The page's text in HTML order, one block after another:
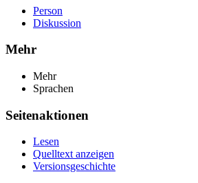
Person
Diskussion
Mehr
Mehr
Sprachen
Seitenaktionen
Lesen
Quelltext anzeigen
Versionsgeschichte